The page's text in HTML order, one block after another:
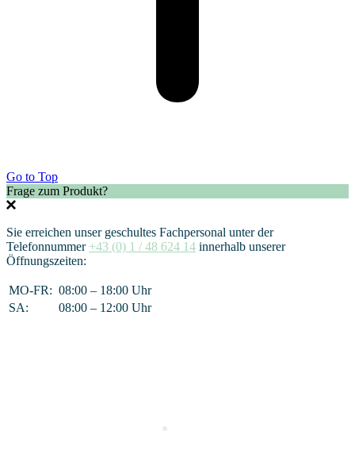
Go to Top
Frage zum Produkt?
Sie erreichen unser geschultes Fachpersonal unter der
Telefonnummer +43 (0) 1 / 48 624 14 innerhalb unserer
Öffnungszeiten:
MO-FR: 08:00 – 18:00 Uhr
SA:
08:00 – 12:00 Uhr